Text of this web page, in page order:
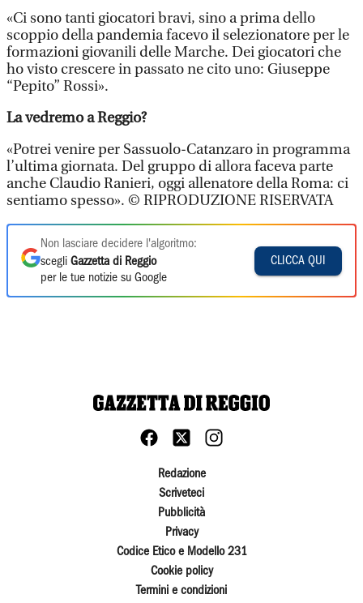
«Ci sono tanti giocatori bravi, sino a prima dello
scoppio della pandemia facevo il selezionatore per le
formazioni giovanili delle Marche. Dei giocatori che
ho visto crescere in passato ne cito uno: Giuseppe
“Pepito” Rossi».
La vedremo a Reggio?
«Potrei venire per Sassuolo-Catanzaro in programma
l’ultima giornata. Del gruppo di allora faceva parte
anche Claudio Ranieri, oggi allenatore della Roma: ci
sentiamo spesso». © RIPRODUZIONE RISERVATA
Non lasciare decidere l'algoritmo:
scegli Gazzetta di Reggio
per le tue notizie su Google
CLICCA QUI
Redazione
Scriveteci
Pubblicità
Privacy
Codice Etico e Modello 231
Cookie policy
Termini e condizioni